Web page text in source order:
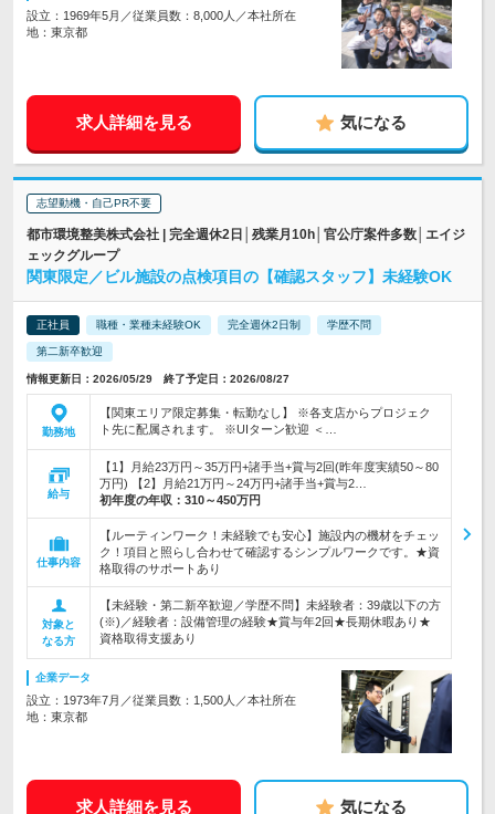
設立：1969年5月／従業員数：8,000人／本社所在
地：東京都
求人詳細を見る 気になる
志望動機・自己PR不要
都市環境整美株式会社 | 完全週休2日│残業月10h│官公庁案件多数│エイジ
ェックグループ
関東限定／ビル施設の点検項目の【確認スタッフ】未経験OK
正社員 職種・業種未経験OK 完全週休2日制 学歴不問
第二新卒歓迎
情報更新日：2026/05/29 終了予定日：2026/08/27
勤務地
【関東エリア限定募集・転勤なし】 ※各支店からプロジェク
ト先に配属されます。 ※UIターン歓迎 ＜…
給与
【1】月給23万円～35万円+諸手当+賞与2回(昨年度実績50～80
万円) 【2】月給21万円～24万円+諸手当+賞与2…
初年度の年収： 310～450万円
仕事内容
【ルーティンワーク！未経験でも安心】施設内の機材をチェッ
ク！項目と照らし合わせて確認するシンプルワークです。★資
格取得のサポートあり
対象と
なる方
【未経験・第二新卒歓迎／学歴不問】未経験者：39歳以下の方
(※)／経験者：設備管理の経験★賞与年2回★長期休暇あり★
資格取得支援あり
企業データ
設立：1973年7月／従業員数：1,500人／本社所在
地：東京都
求人詳細を見る 気になる